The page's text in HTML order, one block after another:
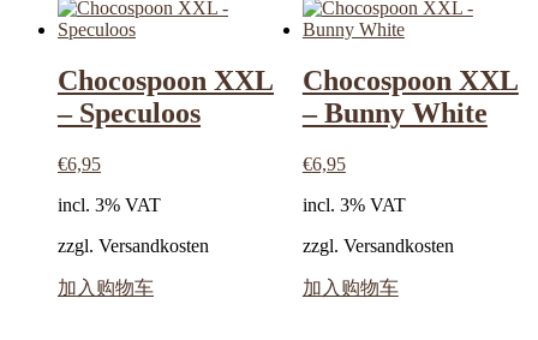
Chocospoon XXL
– Speculoos
€6,95
incl. 3% VAT
zzgl. Versandkosten
加入购物车
Chocospoon XXL
– Bunny White
€6,95
incl. 3% VAT
zzgl. Versandkosten
加入购物车